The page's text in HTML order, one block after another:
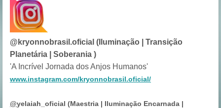
@kryonnobrasil.oficial (Iluminação | Transição
Planetária | Soberania )
'A Incrível Jornada dos Anjos Humanos'
www.instagram.com/kryonnobrasil.oficial/
@yelaiah_oficial (Maestria | Iluminação Encarnada |